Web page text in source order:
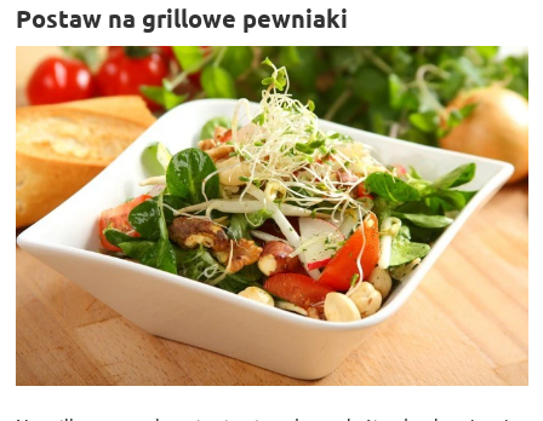
Postaw na grillowe pewniaki